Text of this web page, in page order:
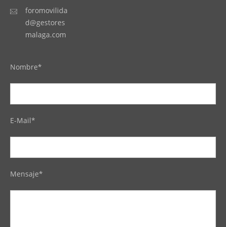
foromovilida
d@gestores
malaga.com
Nombre*
E-Mail*
Mensaje*